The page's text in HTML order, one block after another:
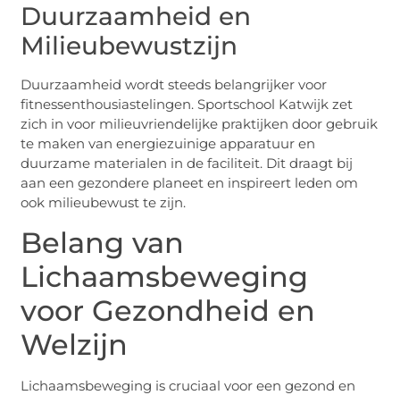
Duurzaamheid en
Milieubewustzijn
Duurzaamheid wordt steeds belangrijker voor
fitnessenthousiastelingen. Sportschool Katwijk zet
zich in voor milieuvriendelijke praktijken door gebruik
te maken van energiezuinige apparatuur en
duurzame materialen in de faciliteit. Dit draagt bij
aan een gezondere planeet en inspireert leden om
ook milieubewust te zijn.
Belang van
Lichaamsbeweging
voor Gezondheid en
Welzijn
Lichaamsbeweging is cruciaal voor een gezond en